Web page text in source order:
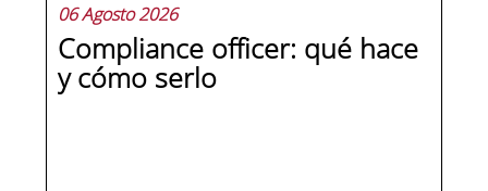
06 Agosto 2026
Compliance officer: qué hace
y cómo serlo